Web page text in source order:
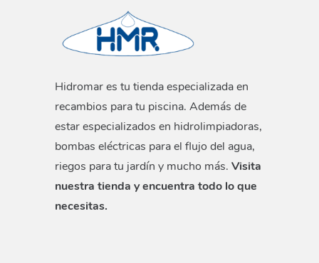
Hidromar es tu tienda especializada en
recambios para tu piscina. Además de
estar especializados en hidrolimpiadoras,
bombas eléctricas para el flujo del agua,
riegos para tu jardín y mucho más. Visita
nuestra tienda y encuentra todo lo que
necesitas.